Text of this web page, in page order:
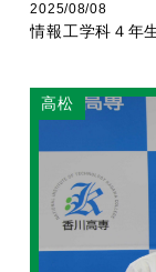
2025/08/08
情報工学科４年
高松